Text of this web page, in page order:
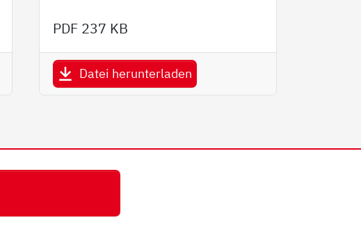
PDF 237 KB
Datei herunterladen